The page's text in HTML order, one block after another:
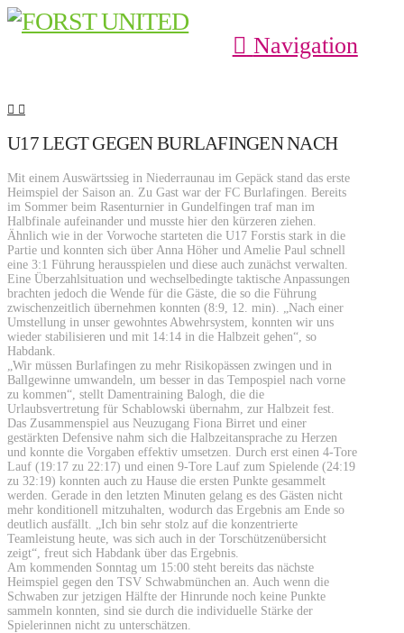
Navigation
U17 LEGT GEGEN BURLAFINGEN NACH
Mit einem Auswärtssieg in Niederraunau im Gepäck stand das erste
Heimspiel der Saison an. Zu Gast war der FC Burlafingen. Bereits
im Sommer beim Rasenturnier in Gundelfingen traf man im
Halbfinale aufeinander und musste hier den kürzeren ziehen.
Ähnlich wie in der Vorwoche starteten die U17 Forstis stark in die
Partie und konnten sich über Anna Höher und Amelie Paul schnell
eine 3:1 Führung herausspielen und diese auch zunächst verwalten.
Eine Überzahlsituation und wechselbedingte taktische Anpassungen
brachten jedoch die Wende für die Gäste, die so die Führung
zwischenzeitlich übernehmen konnten (8:9, 12. min). „Nach einer
Umstellung in unser gewohntes Abwehrsystem, konnten wir uns
wieder stabilisieren und mit 14:14 in die Halbzeit gehen“, so
Habdank.
„Wir müssen Burlafingen zu mehr Risikopässen zwingen und in
Ballgewinne umwandeln, um besser in das Tempospiel nach vorne
zu kommen“, stellt Damentraining Balogh, die die
Urlaubsvertretung für Schablowski übernahm, zur Halbzeit fest.
Das Zusammenspiel aus Neuzugang Fiona Birret und einer
gestärkten Defensive nahm sich die Halbzeitansprache zu Herzen
und konnte die Vorgaben effektiv umsetzen. Durch erst einen 4-Tore
Lauf (19:17 zu 22:17) und einen 9-Tore Lauf zum Spielende (24:19
zu 32:19) konnten auch zu Hause die ersten Punkte gesammelt
werden. Gerade in den letzten Minuten gelang es des Gästen nicht
mehr konditionell mitzuhalten, wodurch das Ergebnis am Ende so
deutlich ausfällt. „Ich bin sehr stolz auf die konzentrierte
Teamleistung heute, was sich auch in der Torschützenübersicht
zeigt“, freut sich Habdank über das Ergebnis.
Am kommenden Sonntag um 15:00 steht bereits das nächste
Heimspiel gegen den TSV Schwabmünchen an. Auch wenn die
Schwaben zur jetzigen Hälfte der Hinrunde noch keine Punkte
sammeln konnten, sind sie durch die individuelle Stärke der
Spielerinnen nicht zu unterschätzen.